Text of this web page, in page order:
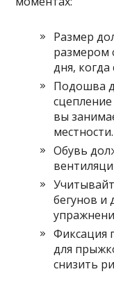
Размер
размером
дня,
Подошва
вы
местности.
Обувь
бегунов и
Фиксация
для
снизить